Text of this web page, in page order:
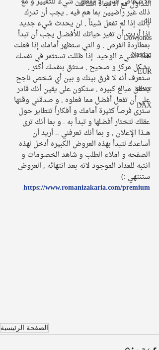
التداول مع الاتجاه السائد
oil
Dowjones
Nasdaq
EUR
silver
DAX
ذلك غير راضيين بما هم فيه , يجب أن تدرك
بأنك إذا لم تفعل شيئاً , لن يحدث شيء جديد
إذا أردت أن تغير حياتك للأفضــل يجب أن تبدأ
بمطاردة الفرص , و التي ستظهر أمامك إذا فعلت
هذا الشيء الوحيد :إذا ظللت تستثمر في نفسك
بشكل مركز و صحيح , ستثق بنفسك أكثر ,
ستعرف أنه لا فرق بينك و بين أي شخص ناجح
يحقق مبالغ كبيره , ستكون على يقين أنك قادر
على أن تفعل أفضل مما فعلوه , و صدقني وقتها
سترى فرصاُ كثيرة أمامك و أفكاراً تتطاير حول
عقلك لتختار أفضلها و تبدأ به . و بما أنك ترى
هــذا الإعلان , و بما أنك تعرفني .. أريد أن
أساعدك لتبدأ بهذه العروض الكبيره أدخل لهذه
الصفحه و املاء الطلب و شاهد الخصومات و
انتبه للعداد الموجود لانه بعد انتهائه , العروض
ستنتهي :)
https://www.romanizakaria.com/premium
الصفحة الرئيسية